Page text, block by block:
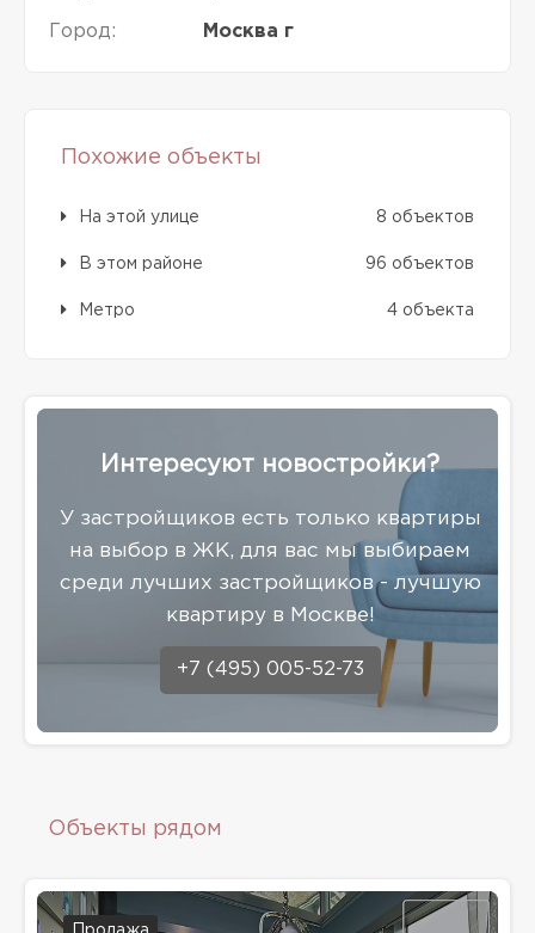
Город: Москва г
Похожие объекты
На этой улице 8 объектов
В этом районе 96 объектов
Метро 4 объекта
Интересуют новостройки?
У застройщиков есть только квартиры
на выбор в ЖК, для вас мы выбираем
среди лучших застройщиков - лучшую
квартиру в Москве!
+7 (495) 005-52-73
Объекты рядом